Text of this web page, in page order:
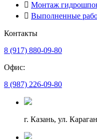
Монтаж
Выполненные
Контакты
8 (917) 880-09-80
Офис:
8 (987) 226-09-80
г. Казань, ул.